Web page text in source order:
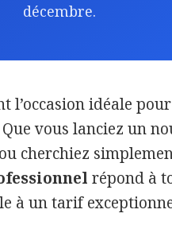
décembre.
l’occasion idéale pour
Que vous lanciez un
cherchiez
répond à
à un tarif